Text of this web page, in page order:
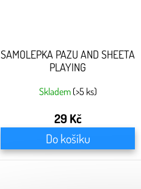
SAMOLEPKA PAZU AND SHEETA
PLAYING
Skladem (>5 ks)
29 Kč
Do košíku